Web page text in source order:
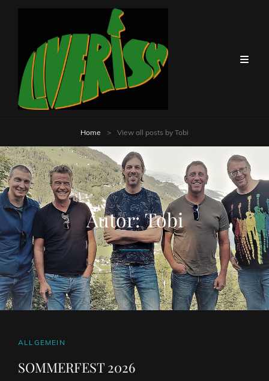
Home > View all posts by Tobi
Autor:Tobi
CAT
ALLGEMEIN
SOMMERFEST 2026